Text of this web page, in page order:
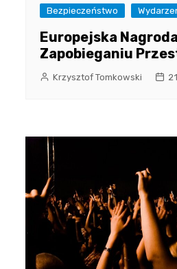
Bezpieczeństwo
Europejska
Zapobieganiu
Krzysztof Tomkowski